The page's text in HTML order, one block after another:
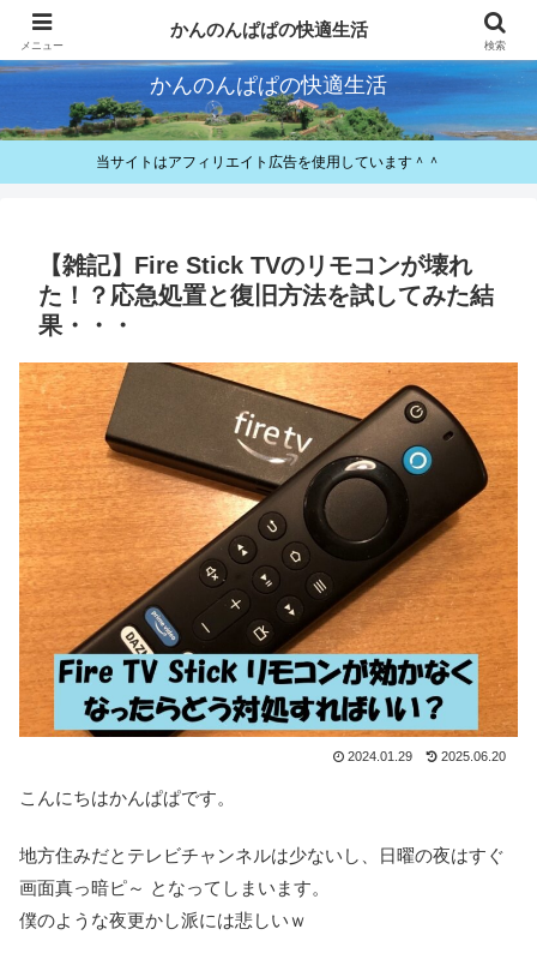
快適とお得が好きなパパのレビューと備忘録
かんのんぱぱの快適生活
当サイトはアフィリエイト広告を使用しています＾＾
【雑記】Fire Stick TVのリモコンが壊れ
た！？応急処置と復旧方法を試してみた結
果・・・
2024.01.29 2025.06.20
こんにちはかんぱぱです。
地方住みだとテレビチャンネルは少ないし、日曜の夜はすぐ
画面真っ暗ピ～ となってしまいます。
僕のような夜更かし派には悲しいｗ
メニュー
かんのんぱぱの快適生活
検索